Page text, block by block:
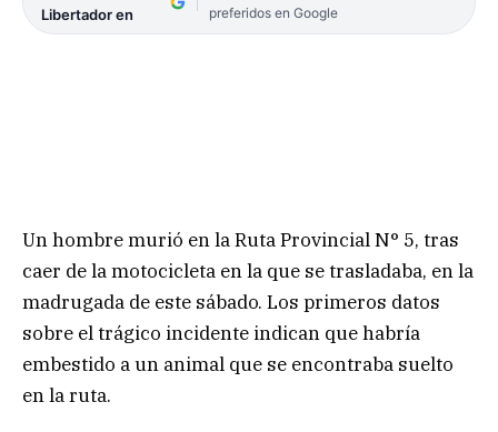
Libertador en
preferidos en Google
Un hombre murió en la Ruta Provincial N° 5, tras
caer de la motocicleta en la que se trasladaba, en la
madrugada de este sábado. Los primeros datos
sobre el trágico incidente indican que habría
embestido a un animal que se encontraba suelto
en la ruta.